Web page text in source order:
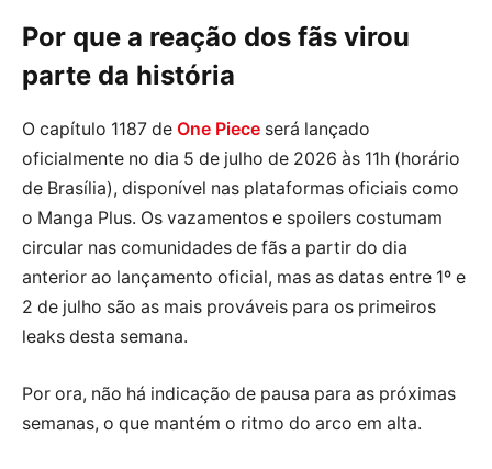
Por que a reação dos fãs virou
parte da história
O capítulo 1187 de One Piece será lançado
oficialmente no dia 5 de julho de 2026 às 11h (horário
de Brasília), disponível nas plataformas oficiais como
o Manga Plus. Os vazamentos e spoilers costumam
circular nas comunidades de fãs a partir do dia
anterior ao lançamento oficial, mas as datas entre 1º e
2 de julho são as mais prováveis para os primeiros
leaks desta semana.
Por ora, não há indicação de pausa para as próximas
semanas, o que mantém o ritmo do arco em alta.